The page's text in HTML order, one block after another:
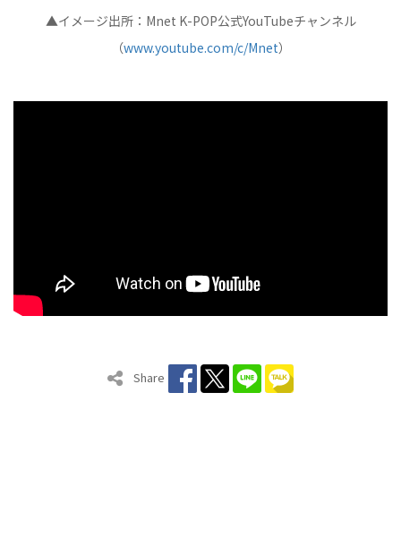
▲イメージ出所：Mnet K-POP公式YouTubeチャンネル
（www.youtube.com/c/Mnet）
Share